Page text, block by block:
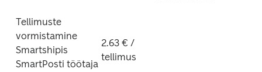
Tellimuste
vormistamine
Smartshipis
SmartPosti töötaja
2.63 € /
tellimus